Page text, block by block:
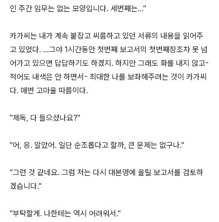
인 주간 임무는 없는 모양입니다. 세번째는..."
카가씨는 내가 계속 붙잡고 씨름하고 있던 서류의 내용을 읽어주
고 있었다. ...그야 1시간동안 첫번째 보고서의 첫번째장조차 못 넘
어가고 있으면 답답하기도 하겠지. 하지만 그래도 화를 내지 않고-
적어도 내색은 안 하면서- 최대한 나를 보좌해주려는 것이 카가씨
다. 매번 고마울 따름이다.
"제독, 다 들으셨나요?"
"어, 응. 알았어. 일단 순조롭다고 할까, 큰 문제는 없구나."
"그런 것 같네요. 그럼 저는 다시 대본영에 올릴 보고서를 검토하
겠습니다."
"부탁할게. 나한테는 역시 어려워서."